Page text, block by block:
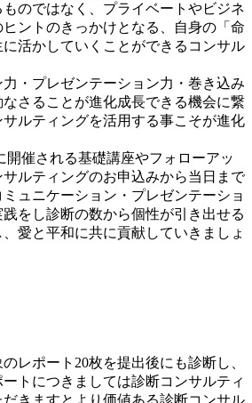
のではなく、プライベートやビジネ
ントのきっかけとなる、自身の「命
活かしていくことができるコンサル
力・プレゼンテーション力・巻き込み
さることが進化成長できる機会に繋
ルティングを活用する事こそが進化
開催される基礎講座やフォローアッ
ルティングのお申込みから当日まで
ュニケーション・プレゼンテーショ
をし診断の数から個性が引き出せる
愛と平和に共に貢献していきましょ
レポート20枚を提出後にも診断し、
トにつきましては診断コンサルティ